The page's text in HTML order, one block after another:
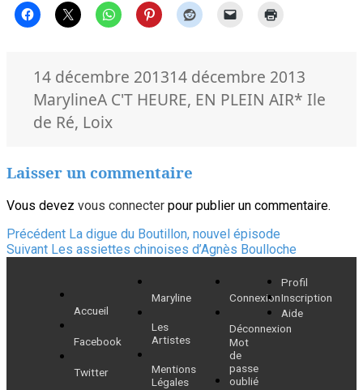
Publié
le
14 décembre 201314 décembre 2013
MarylineCatégories
A C'T HEURE, EN PLEIN AIRMots-
* Ile
de Ré, Loix
Laisser un commentaire
Vous devez vous connecter pour publier un commentaire.
Navigation
de
l’article
Précédent Article
précédent :
La digue du Boutillon, nouvel épisode
Suivant Article
Les assiettes chinoises d’Agnès Boulloche
Accueil
Facebook
Twitter
Maryline
Les
Artistes
Mentions
Légales
Connexion
Déconnexion
Mot
de
passe
oublié
Profil
Inscription
Aide